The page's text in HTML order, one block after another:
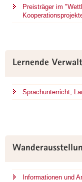
Preisträger im
Lernende
Sprachunterricht,
Informationen und